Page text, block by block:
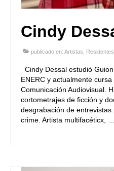
Cindy
publicado en: Artistas
Cindy Dessal estudió
ENERC y actualmente
Comunicación Audiovisual.
cortometrajes de ficción y
desgrabación de
crime. Artista multifacéticx, …